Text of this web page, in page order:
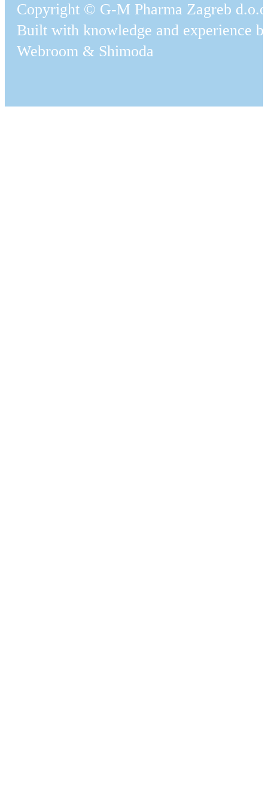
Copyright © G-M Pharma Zagreb
Built with knowledge and experience
Webroom & Shimoda